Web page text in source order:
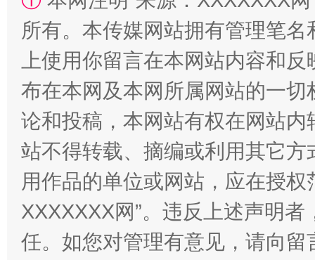
漫山遍野的桃花与雪山、麦地、白藏房 除
所有。本传媒网站拥有管理笔
上使用你留言在本网站内容和
布在本网及本网所属网站的一
论和投稿，本网站有权在网站
站不得转载、摘编或利用其它
用作品的单位或网站，应在授
XXXXXXX网”。违反上述声明
任。如您对管理有意见，请向